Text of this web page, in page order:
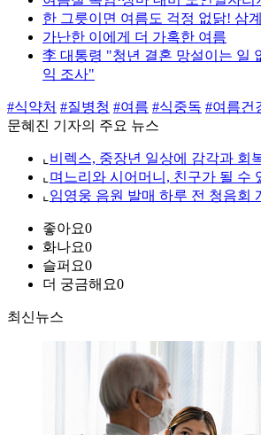
한 그릇이면 여름도 걱정 없닭! 삼
가난한 이에게 더 가혹한 여름
李 대통령 "청년 결혼 망설이는 일
익 조사"
#식약처 #질병청 #여름 #식중독 #여름건
문혜진 기자의 주요 뉴스
⌞ 비렉스, 중장년 일상에 감각과 회
⌞ 며느리와 시어머니, 친구가 될 수
⌞ 임영웅 음원 발매 하루 전 청음회
좋아요0
화나요0
슬퍼요0
더 궁금해요0
최신뉴스